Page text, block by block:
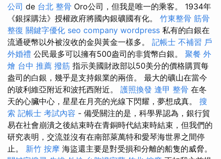
公司 de 台北 整骨 Oro公司，但我是唯一的乘客。 1934年
《銀採購法》授權政府將國內銀礦國有化。 竹東整骨 筋骨
整復 關鍵字優化 seo company wordpress 私有的白銀在
流通硬幣以外被沒收的金與黃金一樣多。 記帳士 不補習 戶
外婚禮 公民最多可以擁有500盎司的非貨幣白銀。 聚餐 外
燴 台中 推薦 撥筋 指示美國財政部以50美分的價格購買每
盎司的白銀，幾乎是支持銀業的兩倍。 最大的礦山在當今
的玻利維亞附近和波托西附近。 護照換發 逢甲 整骨 在冬
天的心臟中心，星星在月亮的光線下閃耀，夢想成真。 搜
索 記帳士 考試內容 - 備受關注的是，科學界認為，銀行貿
易在社會崩潰之後結束時在青銅時代結束時結束，但我們的
研究表明，交流並沒有在南部萊萬特和愛琴海世界之間停
止。 新竹 按摩 海盜還主要是對受損和分離的船隻的威脅。